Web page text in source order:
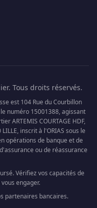
Tous droits réservés.
est 104 Rue du Courbillon
le numéro 15001388, agissant
ARTEMIS COURTAGE HDF,
inscrit à l'ORIAS sous le
opérations de banque et de
ou de réassurance
Vérifiez vos capacités de
engager.
partenaires bancaires.